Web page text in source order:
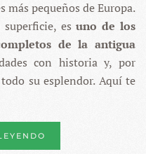
–
LUGARES
IMPRESCINDIBLES
más pequeños de Europa.
superficie, esuno de los
de la antigua
con historia y, por
su esplendor. Aquí te